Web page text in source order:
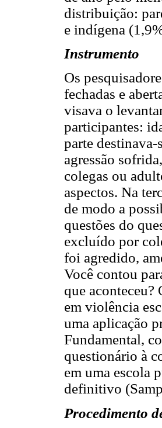
distribuição:
e indígena
Instrumento
Os
fechadas e
visava o
participantes:
parte
agressão
colegas ou
aspectos. Na
de modo a
questões do
excluído por
foi agredido,
Você contou
que
em violência
uma aplicação
Fundamental,
questionário à
em uma escola
definitivo
Procedimento